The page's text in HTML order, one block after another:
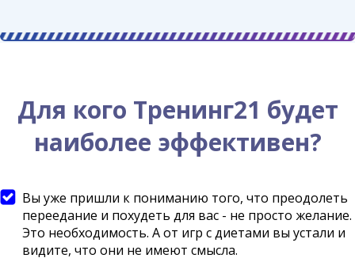
Для кого Тренинг21 будет
наиболее эффективен?
Вы уже пришли к пониманию того, что преодолеть
переедание и похудеть для вас - не просто желание.
Это необходимость. А от игр с диетами вы устали и
видите, что они не имеют смысла.